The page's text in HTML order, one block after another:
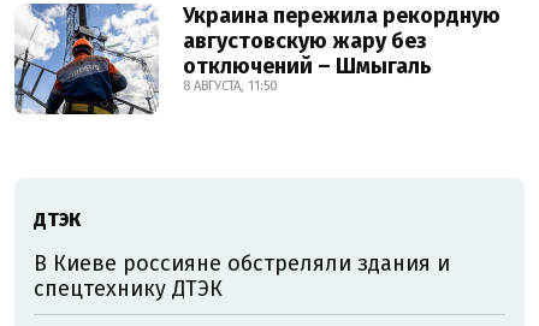
Украина пережила рекордную
августовскую жару без
отключений – Шмыгаль
8 АВГУСТА, 11:50
ДТЭК
В Киеве россияне обстреляли здания и
спецтехнику ДТЭК